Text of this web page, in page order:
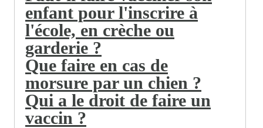
enfant pour l'inscrire à
l'école, en crèche ou
garderie ?
Que faire en cas de
morsure par un chien ?
Qui a le droit de faire un
vaccin ?